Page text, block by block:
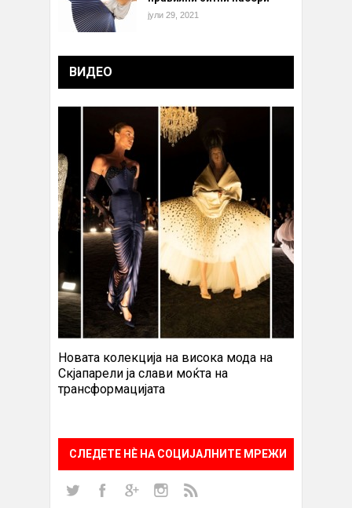
јули 29, 2021
ВИДЕО
Новата колекција на висока мода на
Скјапарели ја слави моќта на
трансформацијата
СЛЕДЕТЕ НÈ НА СОЦИЈАЛНИТЕ МРЕЖИ